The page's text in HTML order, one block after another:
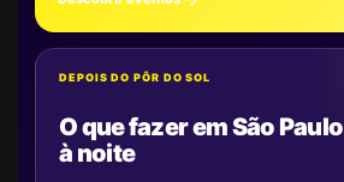
DEPOIS DO PÔR DO SOL
O que fazer em São Paulo
à noite